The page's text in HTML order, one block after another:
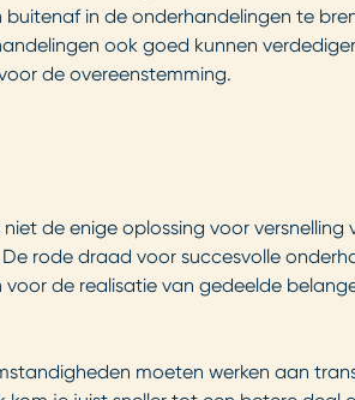
in de onderhandelingen te
ook goed kunnen
de overeenstemming.
de enige oplossing voor
rode draad voor succesvolle
de realisatie van gedeelde
moeten werken aan